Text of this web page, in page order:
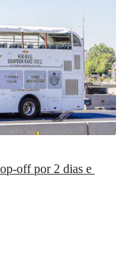
off por 2 dias e